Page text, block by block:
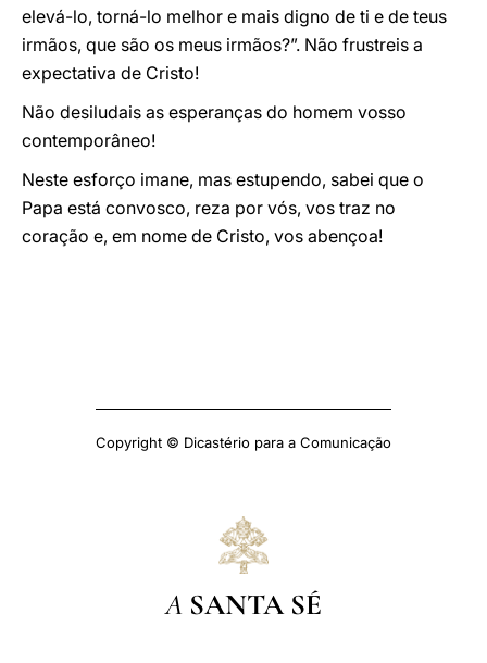
elevá-lo, torná-lo melhor e mais digno de ti e de teus
irmãos, que são os meus irmãos?”. Não frustreis a
expectativa de Cristo!
Não desiludais as esperanças do homem vosso
contemporâneo!
Neste esforço imane, mas estupendo, sabei que o
Papa está convosco, reza por vós, vos traz no
coração e, em nome de Cristo, vos abençoa!
Copyright © Dicastério para a Comunicação
A SANTA SÉ